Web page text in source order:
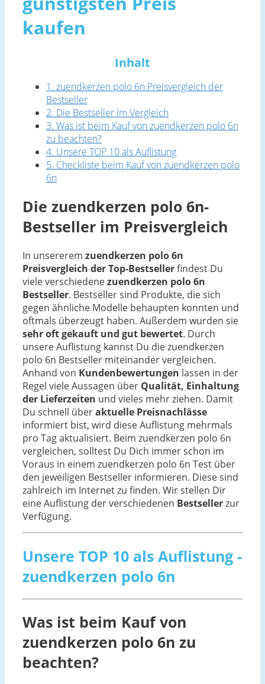
kaufen
Inhalt
1. zuendkerzen polo 6n Preisvergleich der
Bestseller
2. Die Bestseller im Vergleich
3. Was ist beim Kauf von zuendkerzen polo 6n
zu beachten?
4. Unsere TOP 10 als Auflistung
5. Checkliste beim Kauf von zuendkerzen polo
6n
Die zuendkerzen polo 6n-
Bestseller im Preisvergleich
In unsererem zuendkerzen polo 6n
Preisvergleich der Top-Bestsellerfindest Du
viele verschiedenezuendkerzen polo 6n
Bestseller. Bestseller sind Produkte, die sich
gegen ähnliche Modelle behaupten konnten und
oftmals überzeugt haben. Außerdem wurden sie
sehr oft gekauft und gut bewertet. Durch
unsere Auflistung kannst Du die zuendkerzen
polo 6n Bestseller miteinander vergleichen.
Anhand von Kundenbewertungen lassen in der
Regel viele Aussagen über Qualität, Einhaltung
der Lieferzeiten und vieles mehr ziehen. Damit
Du schnell überaktuelle Preisnachlässe
informiert bist, wird diese Auflistung mehrmals
pro Tag aktualisiert. Beim zuendkerzen polo 6n
vergleichen, solltest Du Dich immer schon im
Voraus in einem zuendkerzen polo 6n Test über
den jeweiligen Bestseller informieren. Diese sind
zahlreich im Internet zu finden. Wir stellen Dir
eine Auflistung der verschiedenen Bestsellerzur
Verfügung.
Unsere TOP 10 als Auflistung -
zuendkerzen polo 6n
Was ist beim Kauf von
zuendkerzen polo 6n zu
beachten?